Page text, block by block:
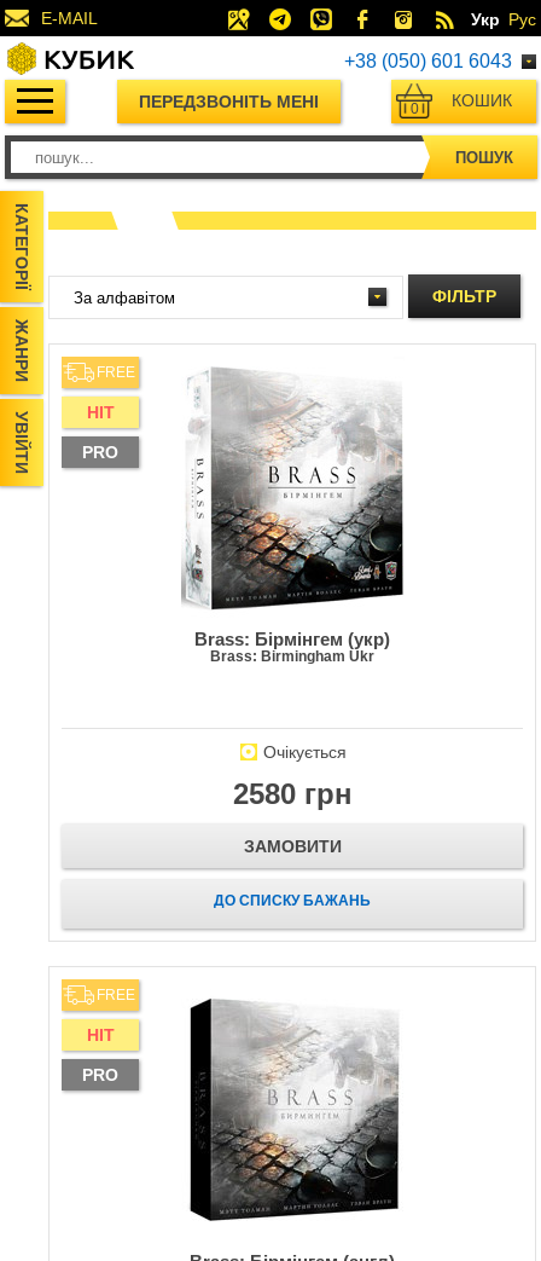
E-MAIL Укр Рус
+38 (050) 601 6043
ПЕРЕДЗВОНІТЬ МЕНІ КОШИК
0
ПОШУК
КАТЕГОРІЇ
ЖАНРИ
УВІЙТИ
ФІЛЬТР
FREE
HIT
PRO
Brass: Бірмінгем (укр)
Brass: Birmingham Ukr
Очікується
2580 грн
ЗАМОВИТИ
ДО СПИСКУ БАЖАНЬ
FREE
HIT
PRO